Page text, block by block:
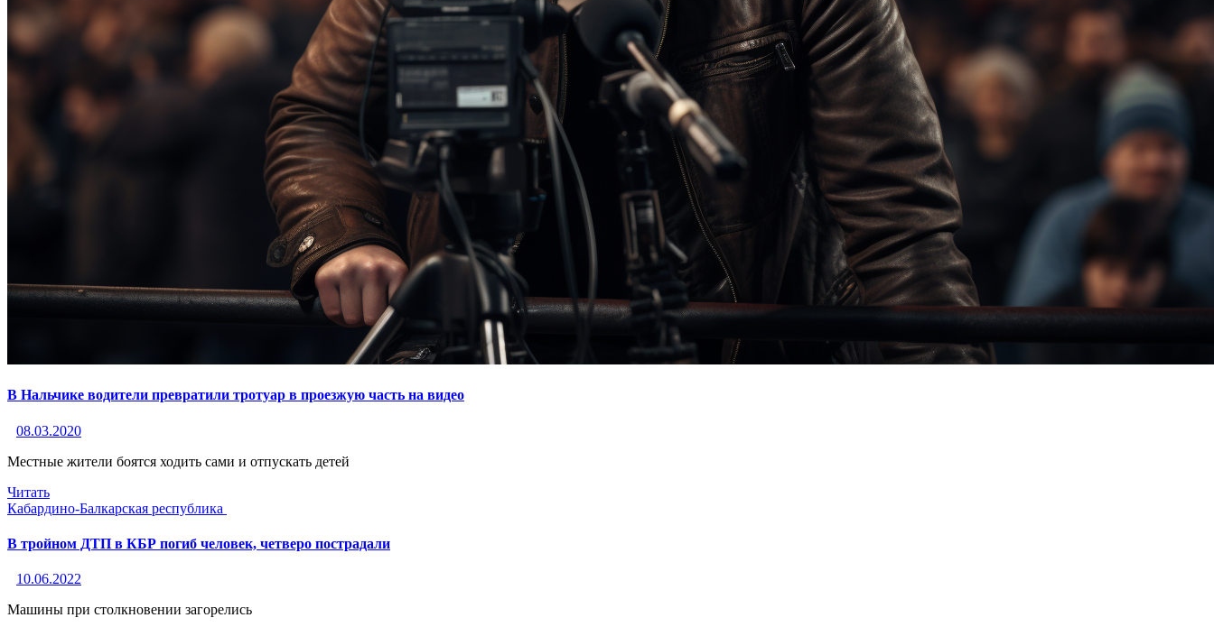
В Нальчике водители превратили тротуар в проезжую часть на видео
08.03.2020
Местные жители боятся ходить сами и отпускать детей
Читать
Кабардино-Балкарская республика
В тройном ДТП в КБР погиб человек, четверо пострадали
10.06.2022
Машины при столкновении загорелись